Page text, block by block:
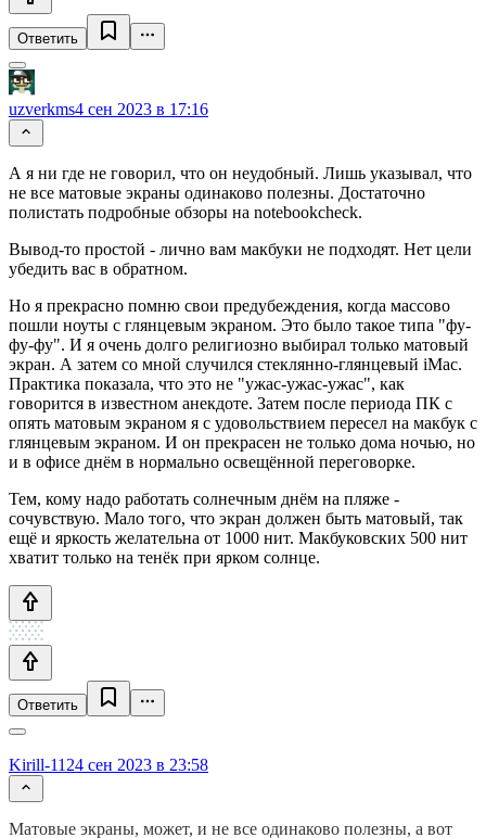
Ответить
uzverkms4 сен 2023 в 17:16
А я ни где не говорил, что он неудобный. Лишь указывал, что
не все матовые экраны одинаково полезны. Достаточно
полистать подробные обзоры на notebookcheck.
Вывод-то простой - лично вам макбуки не подходят. Нет цели
убедить вас в обратном.
Но я прекрасно помню свои предубеждения, когда массово
пошли ноуты с глянцевым экраном. Это было такое типа "фу-
фу-фу". И я очень долго религиозно выбирал только матовый
экран. А затем со мной случился стеклянно-глянцевый iMac.
Практика показала, что это не "ужас-ужас-ужас", как
говорится в известном анекдоте. Затем после периода ПК с
опять матовым экраном я с удовольствием пересел на макбук с
глянцевым экраном. И он прекрасен не только дома ночью, но
и в офисе днём в нормально освещённой переговорке.
Тем, кому надо работать солнечным днём на пляже -
сочувствую. Мало того, что экран должен быть матовый, так
ещё и яркость желательна от 1000 нит. Макбуковских 500 нит
хватит только на тенёк при ярком солнце.
Ответить
Kirill-1124 сен 2023 в 23:58
Матовые экраны, может, и не все одинаково полезны, а вот